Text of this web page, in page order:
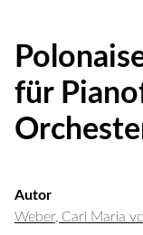
für
Autor
Weber, Carl Maria